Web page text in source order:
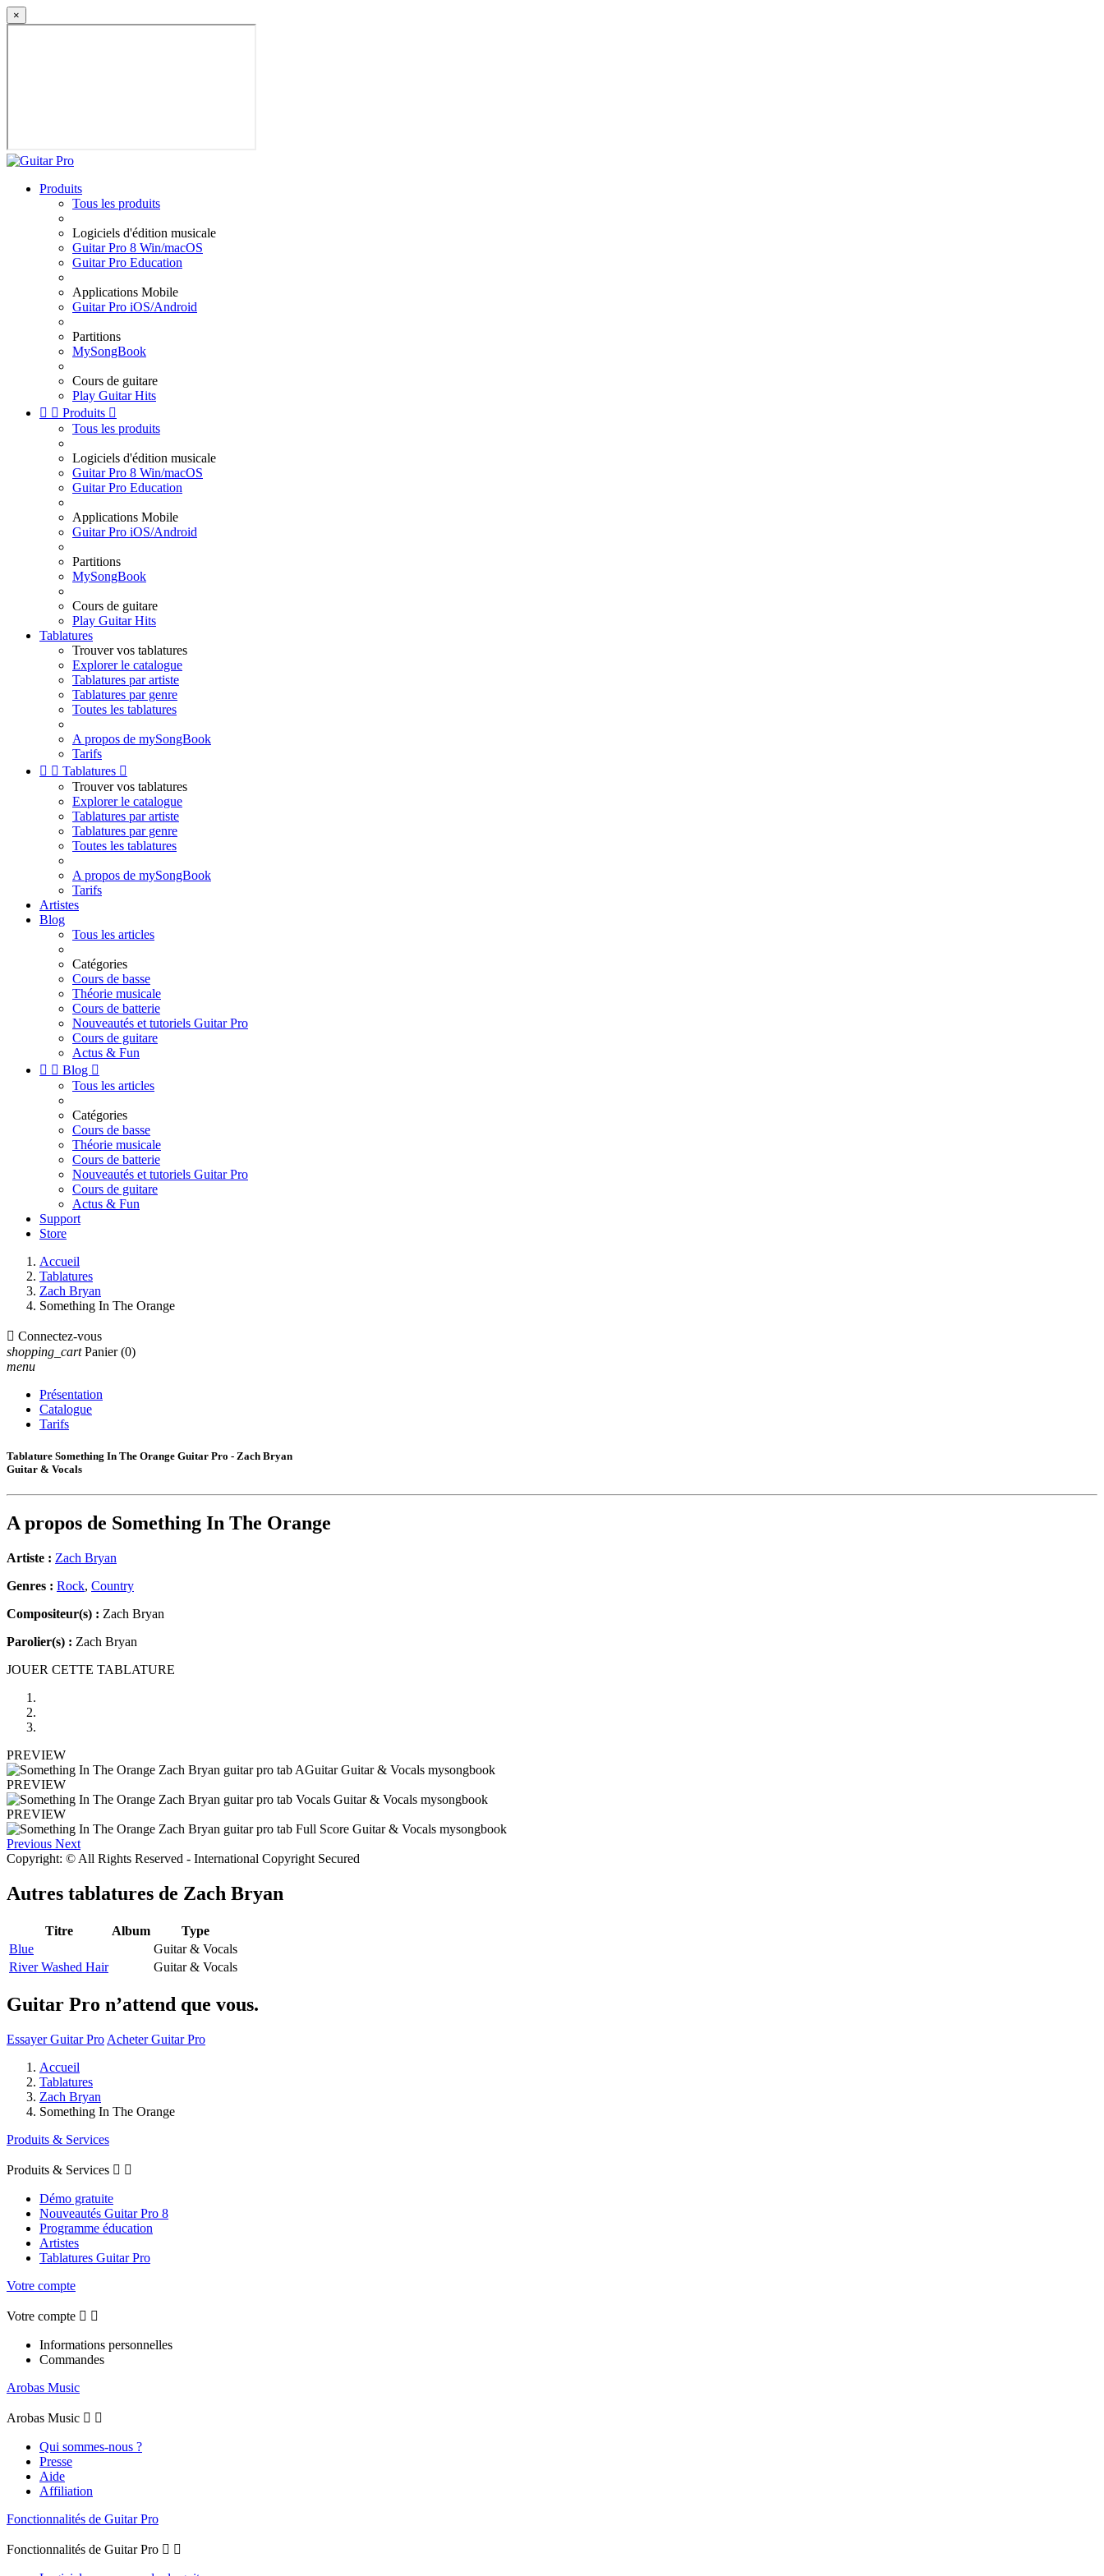
×
Produits
Tous les produits
Logiciels d'édition musicale
Guitar Pro 8 Win/macOS
Guitar Pro Education
Applications Mobile
Guitar Pro iOS/Android
Partitions
MySongBook
Cours de guitare
Play Guitar Hits
  Produits 
Tous les produits
Logiciels d'édition musicale
Guitar Pro 8 Win/macOS
Guitar Pro Education
Applications Mobile
Guitar Pro iOS/Android
Partitions
MySongBook
Cours de guitare
Play Guitar Hits
Tablatures
Trouver vos tablatures
Explorer le catalogue
Tablatures par artiste
Tablatures par genre
Toutes les tablatures
A propos de mySongBook
Tarifs
  Tablatures 
Trouver vos tablatures
Explorer le catalogue
Tablatures par artiste
Tablatures par genre
Toutes les tablatures
A propos de mySongBook
Tarifs
Artistes
Blog
Tous les articles
Catégories
Cours de basse
Théorie musicale
Cours de batterie
Nouveautés et tutoriels Guitar Pro
Cours de guitare
Actus & Fun
  Blog 
Tous les articles
Catégories
Cours de basse
Théorie musicale
Cours de batterie
Nouveautés et tutoriels Guitar Pro
Cours de guitare
Actus & Fun
Support
Store
Accueil
Tablatures
Zach Bryan
Something In The Orange
 Connectez-vous
shopping_cart Panier (0)
menu
Présentation
Catalogue
Tarifs
Tablature Something In The Orange Guitar Pro - Zach Bryan
Guitar & Vocals
A propos de Something In The Orange
Artiste : Zach Bryan
Genres : Rock, Country
Compositeur(s) : Zach Bryan
Parolier(s) : Zach Bryan
JOUER CETTE TABLATURE
PREVIEW
PREVIEW
PREVIEW
Previous Next
Copyright: © All Rights Reserved - International Copyright Secured
Autres tablatures de Zach Bryan
Titre Album
Type
Blue
Guitar & Vocals
River Washed Hair
Guitar & Vocals
Guitar Pro n’attend que vous.
Essayer Guitar Pro Acheter Guitar Pro
Accueil
Tablatures
Zach Bryan
Something In The Orange
Produits & Services
Produits & Services  
Démo gratuite
Nouveautés Guitar Pro 8
Programme éducation
Artistes
Tablatures Guitar Pro
Votre compte
Votre compte  
Informations personnelles
Commandes
Arobas Music
Arobas Music  
Qui sommes-nous ?
Presse
Aide
Affiliation
Fonctionnalités de Guitar Pro
Fonctionnalités de Guitar Pro  